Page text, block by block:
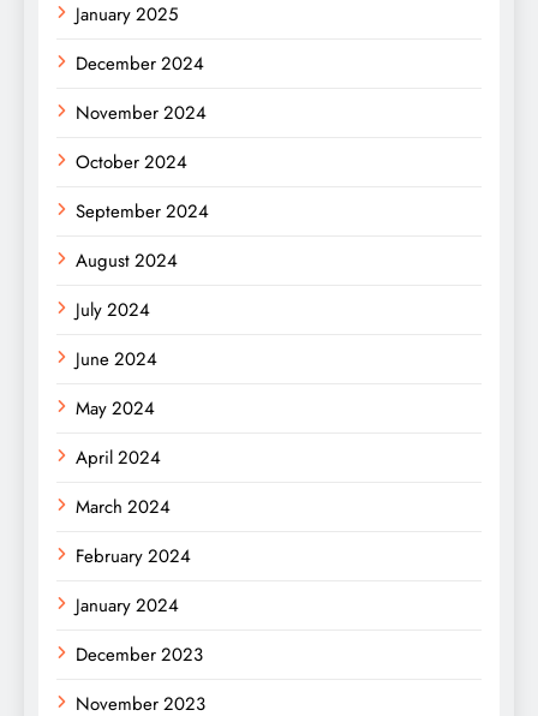
January 2025
December 2024
November 2024
October 2024
September 2024
August 2024
July 2024
June 2024
May 2024
April 2024
March 2024
February 2024
January 2024
December 2023
November 2023